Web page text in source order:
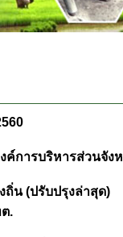
การบริหารส่วนจัง
น (ปรับปรุงล่าสุด)
.